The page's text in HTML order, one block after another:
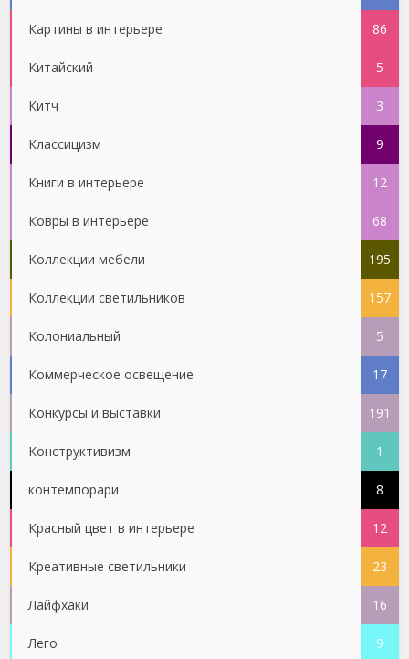
Картины в интерьере 86
Китайский 5
Китч 3
Классицизм 9
Книги в интерьере 12
Ковры в интерьере 68
Коллекции мебели 195
Коллекции светильников 157
Колониальный 5
Коммерческое освещение 17
Конкурсы и выставки 191
Конструктивизм 1
контемпорари 8
Красный цвет в интерьере 12
Креативные светильники 23
Лайфхаки 16
Лего 9